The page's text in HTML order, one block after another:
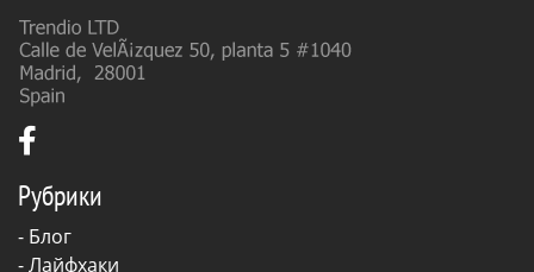
Рубрики
- Блог
-Лайфхаки